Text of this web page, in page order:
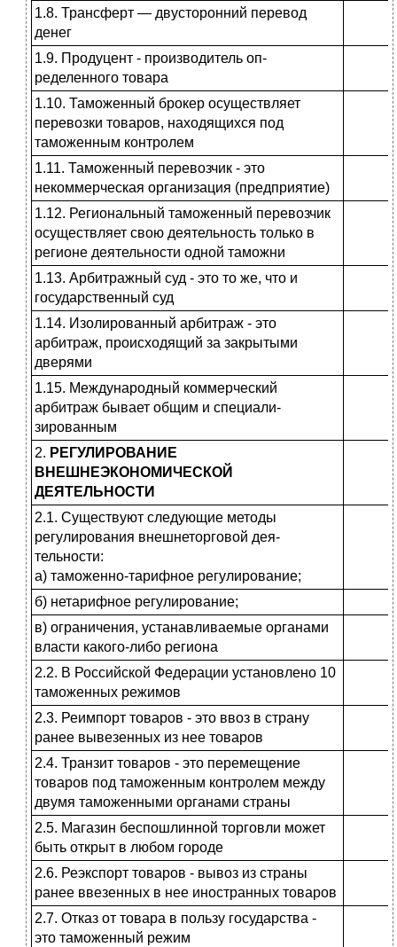
1.8. Трансферт — двусторонний пере­вод
денег
1.9. Продуцент - производитель оп­
ределенного товара
1.10. Таможенный брокер осущест­вляет
перевозки товаров, находя­щихся под
таможенным контролем
1.11. Таможенный перевозчик - это
некоммерческая организация (пред­приятие)
1.12. Региональный таможенный пе­ревозчик
осуществляет свою дея­тельность только в
регионе деятель­ности одной таможни
1.13. Арбитражный суд - это то же, что и
государственный суд
1.14. Изолированный арбитраж - это
арбитраж, происходящий за закры­тыми
дверями
1.15. Международный коммерческий
арбитраж бывает общим и специали­
зированным
2. РЕГУЛИРОВАНИЕ
ВНЕШНЕЭКОНОМИЧЕСКОЙ
ДЕЯТЕЛЬНОСТИ
2.1. Существуют следующие методы
регулирования внешнеторговой дея­
тельности:
а) таможенно-тарифное регулирова­ние;
б) нетарифное регулирование;
в) ограничения, устанавливаемые ор­ганами
власти какого-либо региона
2.2. В Российской Федерации уста­новлено 10
таможенных режимов
2.3. Реимпорт товаров - это ввоз в страну
ранее вывезенных из нее товаров
2.4. Транзит товаров - это пере­мещение
товаров под таможенным контролем между
двумя таможенны­ми органами страны
2.5. Магазин беспошлинной торгов­ли может
быть открыт в любом городе
2.6. Реэкспорт товаров - вывоз из страны
ранее ввезенных в нее ино­странных товаров
2.7. Отказ от товара в пользу госу­дарства -
это таможенный режим